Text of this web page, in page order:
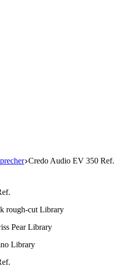
Credo Audio EV 350 Ref.